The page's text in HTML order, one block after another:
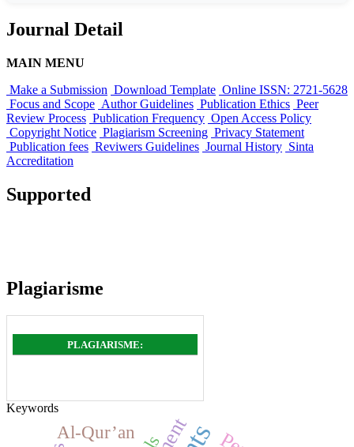
Journal Detail
MAIN MENU
Make a Submission Download Template Online ISSN: 2721-5628
Focus and Scope Author Guidelines Publication Ethics Peer
Review Process Publication Frequency Open Access Policy
Copyright Notice Plagiarism Screening Privacy Statement
Publication fees Reviwers Guidelines Journal History Sinta
Accreditation
Supported
Plagiarisme
PLAGIARISME:
Keywords
Al-Qur’an